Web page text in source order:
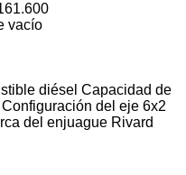
vacío
diésel Capacidad de
Configuración del eje 6x2
del enjuague Rivard